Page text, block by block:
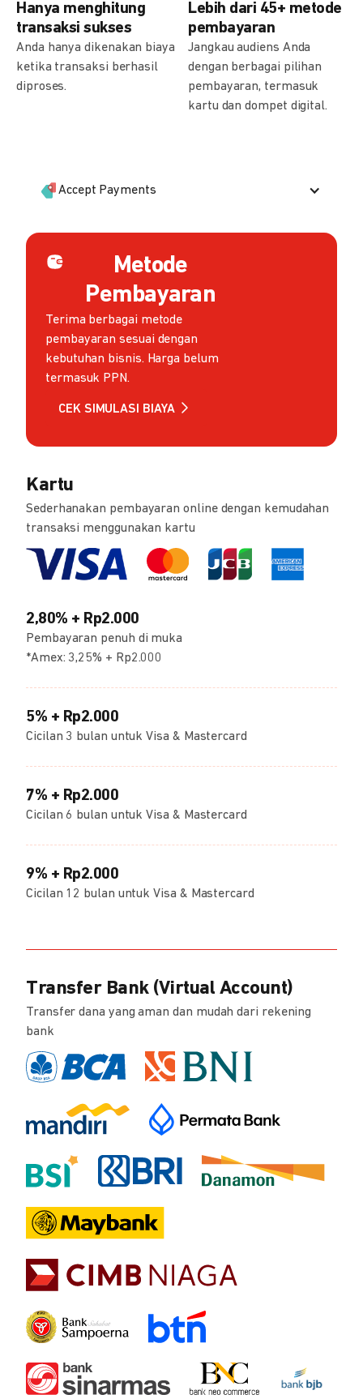
Hanya menghitung
transaksi sukses
Anda hanya dikenakan biaya
ketika transaksi berhasil
diproses.
Lebih dari 45+ metode
pembayaran
Jangkau audiens Anda
dengan berbagai pilihan
pembayaran, termasuk
kartu dan dompet digital.
Accept Payments
Metode
Pembayaran
Terima berbagai metode
pembayaran sesuai dengan
kebutuhan bisnis. Harga belum
termasuk PPN.
CEK SIMULASI BIAYA
Kartu
Sederhanakan pembayaran online dengan kemudahan
transaksi menggunakan kartu
2,80% + Rp2.000
Pembayaran penuh di muka
*Amex: 3,25% + Rp2.000
5% + Rp2.000
Cicilan 3 bulan untuk Visa & Mastercard
7% + Rp2.000
Cicilan 6 bulan untuk Visa & Mastercard
9% + Rp2.000
Cicilan 12 bulan untuk Visa & Mastercard
Transfer Bank (Virtual Account)
Transfer dana yang aman dan mudah dari rekening
bank